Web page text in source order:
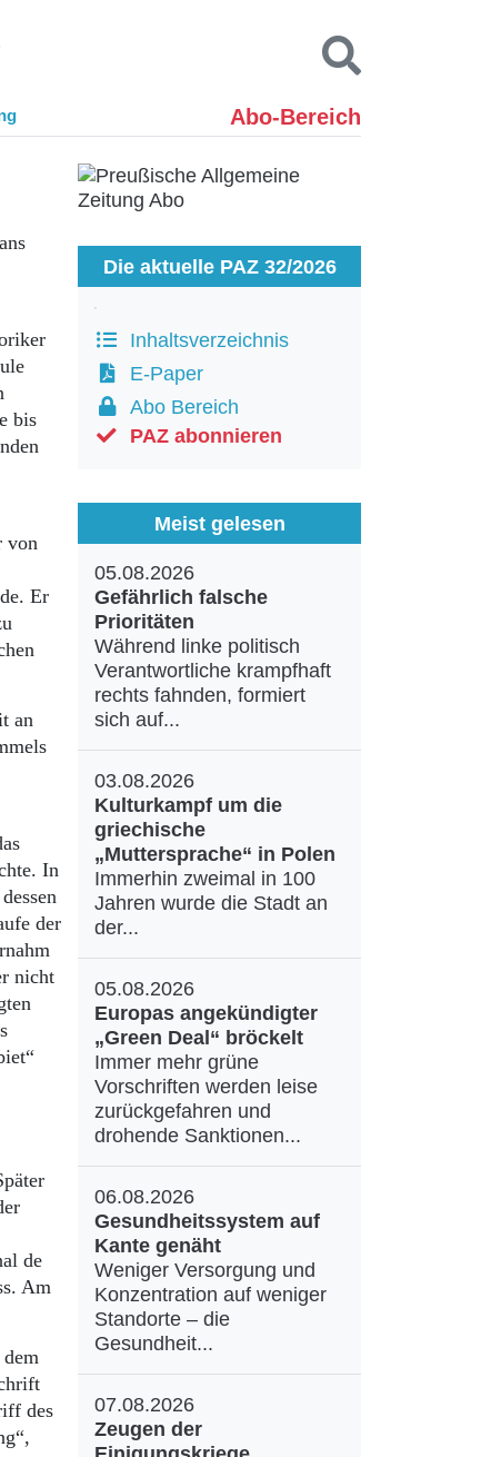
Abo-Bereich
Kontakt
bis
von
Er
an
In
der
nicht
de
Am
des
Die aktuelle PAZ 32/2026
Inhaltsverzeichnis
E-Paper
Abo Bereich
PAZ abonnieren
Meist gelesen
05.08.2026
Gefährlich falsche
Prioritäten
Während linke politisch
Verantwortliche krampfhaft
rechts fahnden, formiert
sich auf...
03.08.2026
Kulturkampf um die
griechische
„Muttersprache“ in Polen
Immerhin zweimal in 100
Jahren wurde die Stadt an
der...
05.08.2026
Europas angekündigter
„Green Deal“ bröckelt
Immer mehr grüne
Vorschriften werden leise
zurückgefahren und
drohende Sanktionen...
06.08.2026
Gesundheitssystem auf
Kante genäht
Weniger Versorgung und
Konzentration auf weniger
Standorte – die
Gesundheit...
07.08.2026
Zeugen der